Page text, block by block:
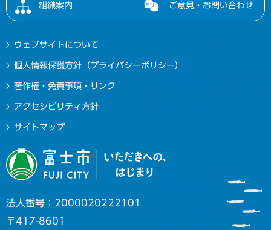
組織案内 ご意見・お問い合わせ
ウェブサイトについて
個人情報保護方針（プライバシーポリシー）
著作権・免責事項・リンク
アクセシビリティ方針
サイトマップ
法人番号：2000020222101
〒417-8601